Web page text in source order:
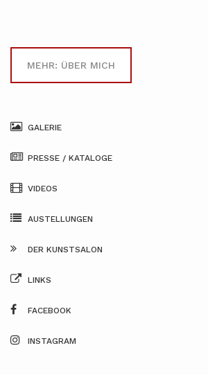
MEHR: ÜBER MICH
GALERIE
PRESSE / KATALOGE
VIDEOS
AUSTELLUNGEN
DER KUNSTSALON
LINKS
FACEBOOK
INSTAGRAM